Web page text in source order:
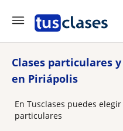
Clases particulares
en Piriápolis
En Tusclases puedes
particulares